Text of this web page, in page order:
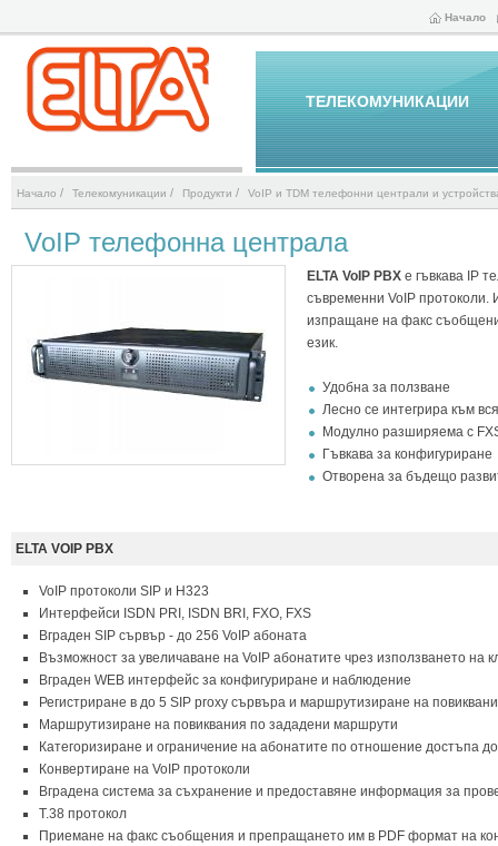
Начало
ТЕЛЕКОМУНИКАЦИИ
Начало / Телекомуникации / Продукти / VoIP и TDM телефонни централи и
VoIP телефонна централа
ELTA VoIP PBX е гъвкава IP
съвременни VoIP протоколи.
изпращане на факс
език.
Удобна за ползване
Лесно се интегрира към
Модулно разширяема с
Гъвкава за конфигуриране
Отворена за бъдещо
ELTA VОIP PBX
VoIP протоколи SIP и H323
Интерфейси ISDN PRI, ISDN BRI, FXO, FXS
Вграден SIP сървър - до 256 VoIP абоната
Възможност за увеличаване на VoIP абонатите чрез използването на
Вграден WEB интерфейс за конфигуриране и наблюдение
Регистриране в до 5 SIP proxy сървъра и маршрутизиране на
Маршрутизиране на повиквания по зададени маршрути
Категоризиране и ограничение на абонатите по отношение достъпа
Конвертиране на VoIP протоколи
Вградена система за съхранение и предоставяне информация за
Т.38 протокол
Приемане на факс съобщения и препращането им в PDF формат на